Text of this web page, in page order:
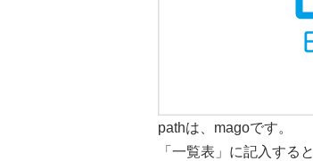
pathは、magoです。
「一覧表」に記入する